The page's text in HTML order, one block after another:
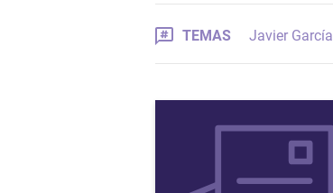
TEMAS Javier García